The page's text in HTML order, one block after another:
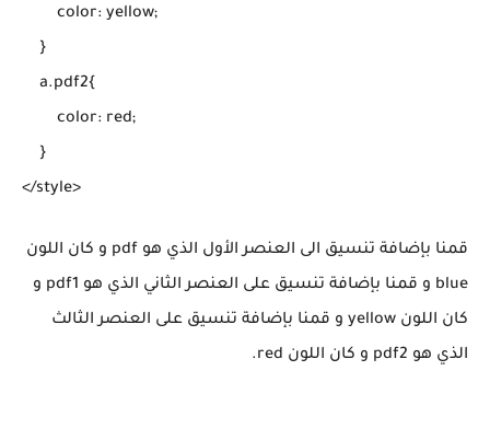
        color: yellow;
    }
    a.pdf2{
        color: red;
    }
قمنا بإضافة تنسيق الى العنصر الأول الذي هو pdf و كان اللون
blue و قمنا بإضافة تنسيق على العنصر الثاني الذي هو pdf1 و
كان اللون yellow و قمنا بإضافة تنسيق على العنصر الثالث
الذي هو pdf2 و كان اللون red.